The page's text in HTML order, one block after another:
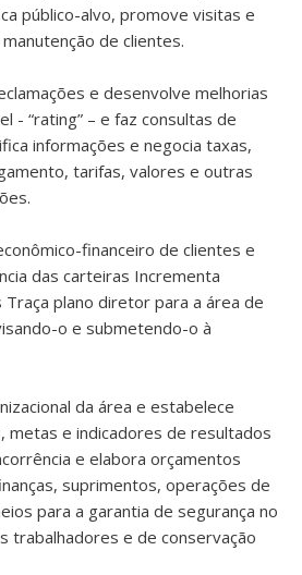
público-alvo, promove visitas e
de clientes.
e desenvolve melhorias
- “rating” – e faz consultas de
informações e negocia taxas,
tarifas, valores e outras
financeiro de clientes e
das carteiras Incrementa
plano diretor para a área de
o e submetendo-o à
da área e estabelece
metas e indicadores de resultados
e elabora orçamentos
suprimentos, operações de
para a garantia de segurança no
trabalhadores e de conservação